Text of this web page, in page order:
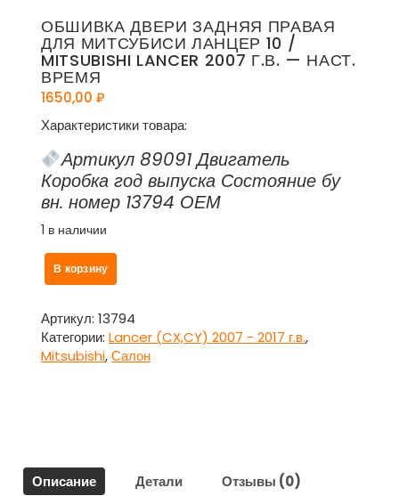
ОБШИВКА ДВЕРИ ЗАДНЯЯ ПРАВАЯ
ДЛЯ МИТСУБИСИ ЛАНЦЕР 10 /
MITSUBISHI LANCER 2007 Г.В. — НАСТ.
ВРЕМЯ
1650,00 ₽
Характеристики товара:
Артикул 89091 Двигатель
Коробка год выпуска Состояние бу
вн. номер 13794 ОЕМ
1 в наличии
Количество
товара
двери
задняя
правая
Mitsubishi
Lancer
В корзину
Артикул: 13794
Категории: Lancer (CX,CY) 2007 - 2017 г.в.,
Mitsubishi,Салон
Описание Детали Отзывы (0)